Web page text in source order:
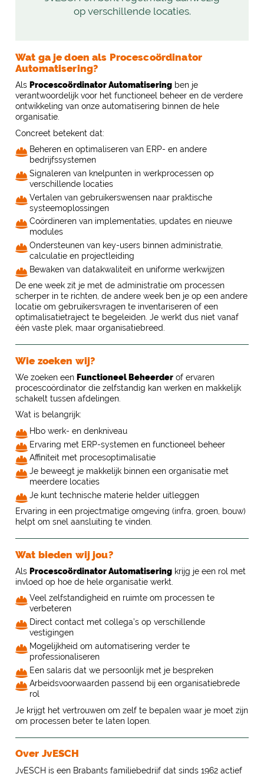
op verschillende locaties.
Wat ga je doen als Procescoördinator
Automatisering?
Als Procescoördinator Automatisering ben je
verantwoordelijk voor het functioneel beheer en de verdere
ontwikkeling van onze automatisering binnen de hele
organisatie.
Concreet betekent dat:
Beheren en optimaliseren van ERP- en andere
bedrijfssystemen
Signaleren van knelpunten in werkprocessen op
verschillende locaties
Vertalen van gebruikerswensen naar praktische
systeemoplossingen
Coördineren van implementaties, updates en nieuwe
modules
Ondersteunen van key-users binnen administratie,
calculatie en projectleiding
Bewaken van datakwaliteit en uniforme werkwijzen
De ene week zit je met de administratie om processen
scherper in te richten, de andere week ben je op een andere
locatie om gebruikersvragen te inventariseren of een
optimalisatietraject te begeleiden. Je werkt dus niet vanaf
één vaste plek, maar organisatiebreed.
Wie zoeken wij?
We zoeken een Functioneel Beheerder of ervaren
procescoördinator die zelfstandig kan werken en makkelijk
schakelt tussen afdelingen.
Wat is belangrijk:
Hbo werk- en denkniveau
Ervaring met ERP-systemen en functioneel beheer
Affiniteit met procesoptimalisatie
Je beweegt je makkelijk binnen een organisatie met
meerdere locaties
Je kunt technische materie helder uitleggen
Ervaring in een projectmatige omgeving (infra, groen, bouw)
helpt om snel aansluiting te vinden.
Wat bieden wij jou?
Als Procescoördinator Automatisering krijg je een rol met
invloed op hoe de hele organisatie werkt.
Veel zelfstandigheid en ruimte om processen te
verbeteren
Direct contact met collega’s op verschillende
vestigingen
Mogelijkheid om automatisering verder te
professionaliseren
Een salaris dat we persoonlijk met je bespreken
Arbeidsvoorwaarden passend bij een organisatiebrede
rol
Je krijgt het vertrouwen om zelf te bepalen waar je moet zijn
om processen beter te laten lopen.
Over JvESCH
JvESCH is een Brabants familiebedrijf dat sinds 1962 actief